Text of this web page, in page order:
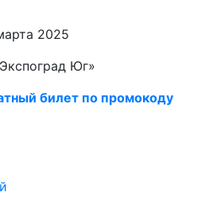
2025
Юг»
билет по промокоду